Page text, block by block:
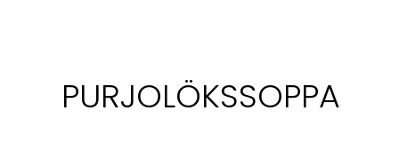
PURJOLÖKSSOPPA